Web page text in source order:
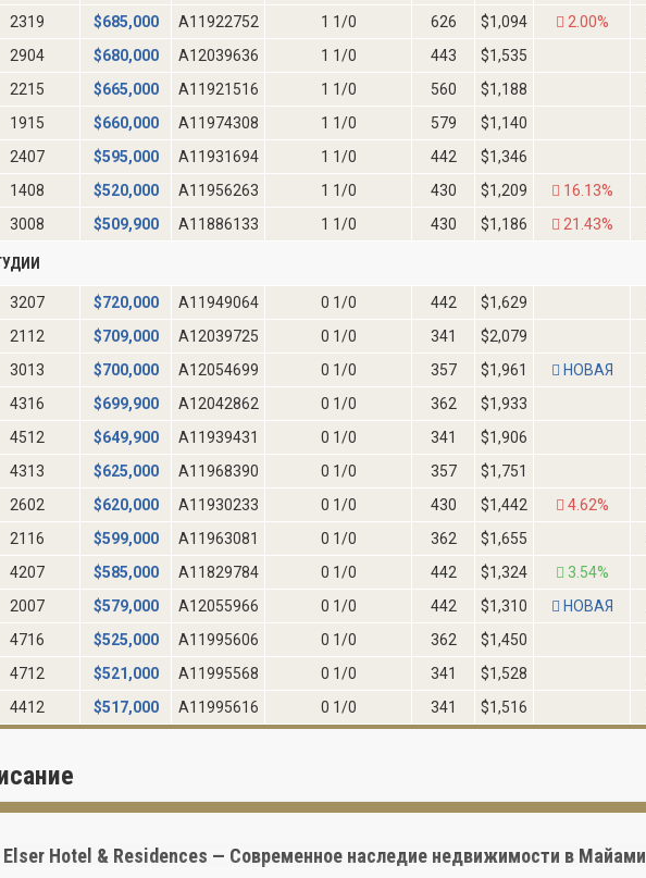
2319
$685,000 A11922752 1 1/0 626 $1,094 2.00%
2904
$680,000 A12039636 1 1/0 443 $1,535
2215
$665,000 A11921516 1 1/0 560 $1,188
1915
$660,000 A11974308 1 1/0 579 $1,140
2407
$595,000 A11931694 1 1/0 442 $1,346
1408
$520,000 A11956263 1 1/0 430 $1,209 16.13%
3008
$509,900 A11886133 1 1/0 430 $1,186 21.43%
3207 $720,000 A11949064 0 1/0 442 $1,629
2112
$709,000 A12039725 0 1/0 341 $2,079
3013
$700,000 A12054699 0 1/0 357 $1,961 НОВАЯ
4316
$699,900 A12042862 0 1/0 362 $1,933
4512
$649,900 A11939431 0 1/0 341 $1,906
4313
$625,000 A11968390 0 1/0 357 $1,751
2602
$620,000 A11930233 0 1/0 430 $1,442 4.62%
2116
$599,000 A11963081 0 1/0 362 $1,655
4207
$585,000 A11829784 0 1/0 442 $1,324 3.54%
2007
$579,000 A12055966 0 1/0 442 $1,310 НОВАЯ
4716
$525,000 A11995606 0 1/0 362 $1,450
4712
$521,000 A11995568 0 1/0 341 $1,528
4412
$517,000 A11995616 0 1/0 341 $1,516
Elser Hotel & Residences — Современное наследие недвижимости в Майами